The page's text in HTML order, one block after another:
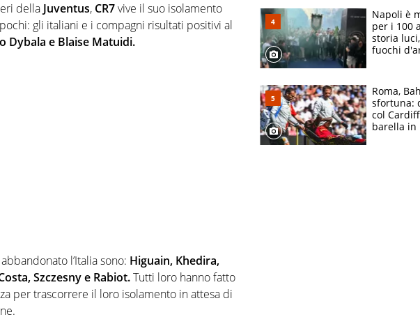
della Juventus, CR7vive il suo isolamento
gli italiani e i compagni risultati positivi al
Dybala e Blaise Matuidi.
l’Italia sono: Higuain, Khedira,
Szczesny e Rabiot.Tutti loro hanno fatto
per trascorrere il loro isolamento in attesa di
bigliettini
Napoli è
per i 100
storia
fuochi
Roma,
sfortuna:
col
barella in